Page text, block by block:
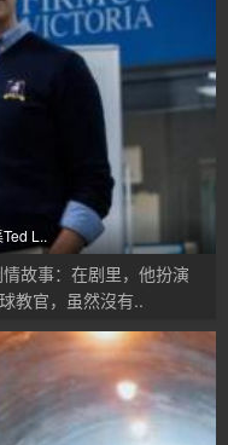
L..
故事：在剧里，他扮演
教官，虽然沒有..